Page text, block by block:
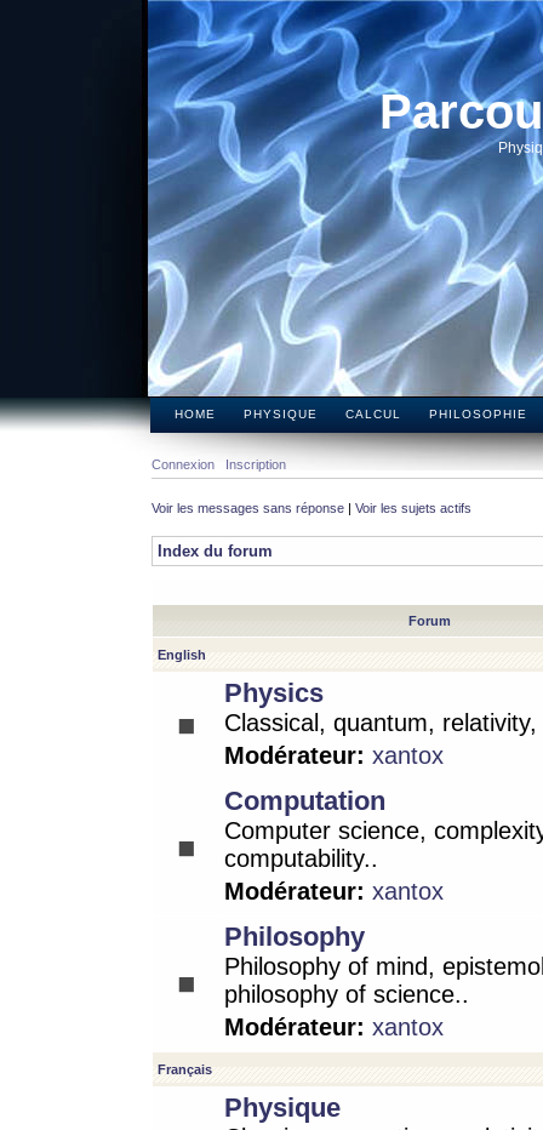
HOME PHYSIQUE CALCUL PHILOSOPHIE
Connexion Inscription
Voir les messages sans réponse | Voir les sujets actifs
Index du forum
Forum
English
Physics
Classical, quantum,
Modérateur: xantox
Computation
Computer science,
computability..
Modérateur: xantox
Philosophy
Philosophy of mind,
philosophy of science..
Modérateur: xantox
Français
Physique